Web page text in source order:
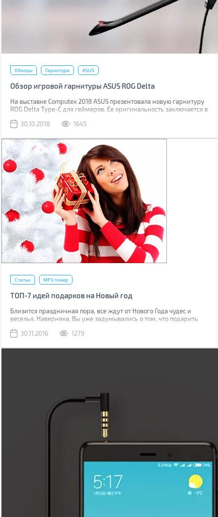
Обзоры Гарнитура ASUS
Обзор игровой гарнитуры ASUS ROG Delta
На выставке Computex 2018 ASUS презентовала новую гарнитуру
ROG Delta Type-C для геймеров. Ее оригинальность заключается в
преобразователе и радужной RGB подсветке. А подключается она
30.10.2018 1645
Статьи MP3 плеер
ТОП-7 идей подарков на Новый год
Близится праздничная пора, все ждут от Нового Года чудес и
веселья. Наверняка, Вы уже задумывались о том, что подарить
Гид подготовил для Вас несколько замечательных идей для
30.11.2016 1279